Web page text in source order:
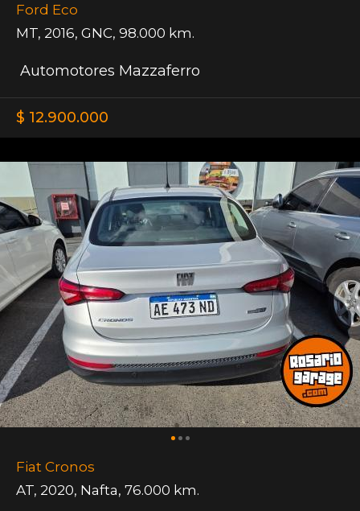
Ford Eco
MT, 2016, GNC, 98.000 km.
Automotores Mazzaferro
$ 12.900.000
Fiat Cronos
AT, 2020, Nafta, 76.000 km.